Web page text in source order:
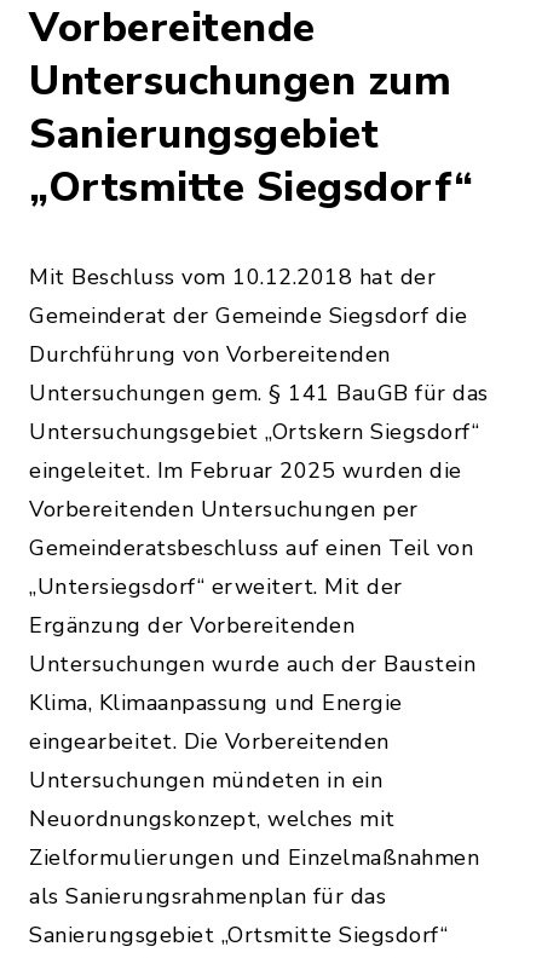
Vorbereitende
Untersuchungen zum
Sanierungsgebiet
„Ortsmitte Siegsdorf“
Mit Beschluss vom 10.12.2018 hat der
Gemeinderat der Gemeinde Siegsdorf die
Durchführung von Vorbereitenden
Untersuchungen gem. § 141 BauGB für das
Untersuchungsgebiet „Ortskern Siegsdorf“
eingeleitet. Im Februar 2025 wurden die
Vorbereitenden Untersuchungen per
Gemeinderatsbeschluss auf einen Teil von
„Untersiegsdorf“ erweitert. Mit der
Ergänzung der Vorbereitenden
Untersuchungen wurde auch der Baustein
Klima, Klimaanpassung und Energie
eingearbeitet. Die Vorbereitenden
Untersuchungen mündeten in ein
Neuordnungskonzept, welches mit
Zielformulierungen und Einzelmaßnahmen
als Sanierungsrahmenplan für das
Sanierungsgebiet „Ortsmitte Siegsdorf“